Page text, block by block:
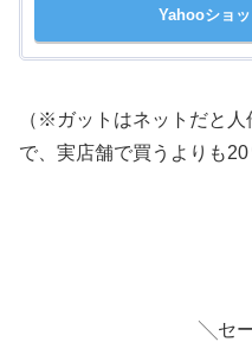
Yahooショ
（※ガットはネットだと
で、実店舗で買うよりも
╲セ